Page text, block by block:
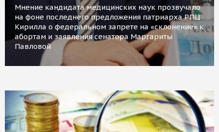
Мнение кандидата медицинских наук прозвучало
на фоне последнего предложения патриарха РПЦ
Кирилла о федеральном запрете на «склонение» к
абортам и заявления сенатора Маргариты
Павловой